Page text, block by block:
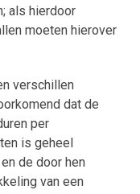
als hierdoor
moeten hierover
verschillen
dat de
per
is geheel
de door hen
van een